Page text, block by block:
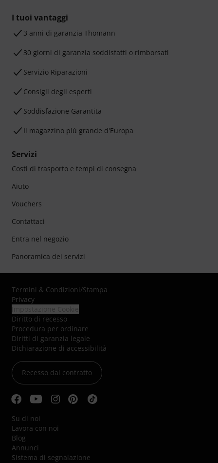
I tuoi vantaggi
3 anni di garanzia Thomann
30 giorni di garanzia soddisfatti o rimborsati
Servizio Riparazioni
Consigli degli esperti
Soddisfazione Garantita
Il magazzino più grande d'Europa
Servizi
Costi di trasporto e tempi di consegna
Aiuto
Vouchers
Contattaci
Entra nel negozio
Panoramica dei servizi
Termini & Condizioni/Stampa
Privacy
Diritto di recesso
Procedura per ordinare
Diritti di garanzia legale
Dichiarazione di accessibilità
Recesso dal contratto
Su di noi
Lavora con noi
Blog
Annunci
Sistema di segnalazione